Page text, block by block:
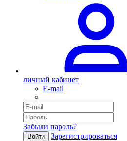
личный кабинет
E-mail
Забыли пароль?
Войти Зарегистрироваться